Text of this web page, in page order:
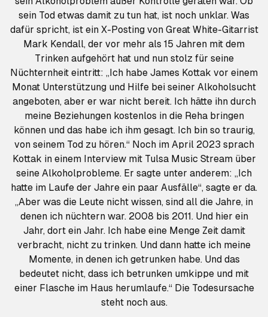
sein Tod etwas damit zu tun hat, ist noch unklar. Was
dafür spricht, ist ein X-Posting von Great White-Gitarrist
Mark Kendall, der vor mehr als 15 Jahren mit dem
Trinken aufgehört hat und nun stolz für seine
Nüchternheit eintritt: „Ich habe James Kottak vor einem
Monat Unterstützung und Hilfe bei seiner Alkoholsucht
angeboten, aber er war nicht bereit. Ich hätte ihn durch
meine Beziehungen kostenlos in die Reha bringen
können und das habe ich ihm gesagt. Ich bin so traurig,
von seinem Tod zu hören.“ Noch im April 2023 sprach
Kottak in einem Interview mit Tulsa Music Stream über
seine Alkoholprobleme. Er sagte unter anderem: „Ich
hatte im Laufe der Jahre ein paar Ausfälle“, sagte er da.
„Aber was die Leute nicht wissen, sind all die Jahre, in
denen ich nüchtern war. 2008 bis 2011. Und hier ein
Jahr, dort ein Jahr. Ich habe eine Menge Zeit damit
verbracht, nicht zu trinken. Und dann hatte ich meine
Momente, in denen ich getrunken habe. Und das
bedeutet nicht, dass ich betrunken umkippe und mit
einer Flasche im Haus herumlaufe.“ Die Todesursache
steht noch aus.